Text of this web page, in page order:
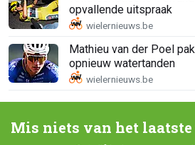
opvallende uitspraak
Mathieu van der Poel
opnieuw watertanden
Mis niets van het